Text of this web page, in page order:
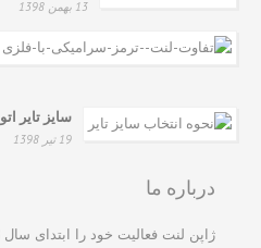
13 بهمن 1398
سایز تایر
19 تیر 1398
درباره ما